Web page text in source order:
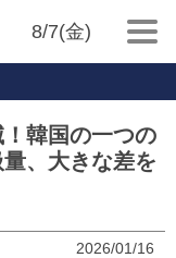
8/7(金)
韓国の一つの
、大きな差を
2026/01/16